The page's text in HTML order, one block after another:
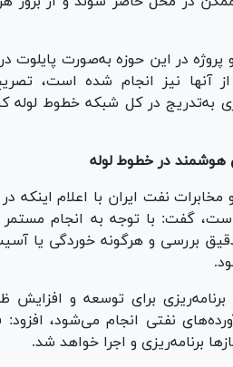
پروژه در این حوزه به‌صورت
از آنها نیز انجام شده است،
هوشمند در خطوط لوله
گفت: با توجه به انجام مستمر
بررسی و هرگونه خوردگی یا
برنامه‌ریزی برای توسعه و افزایش
نفتی انجام می‌شود،
برنامه‌ریزی و اجرا خواهد شد.